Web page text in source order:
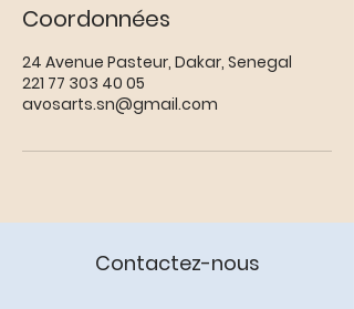
Coordonnées
24 Avenue Pasteur, Dakar, Senegal
221 77 303 40 05
avosarts.sn@gmail.com
Contactez-nous